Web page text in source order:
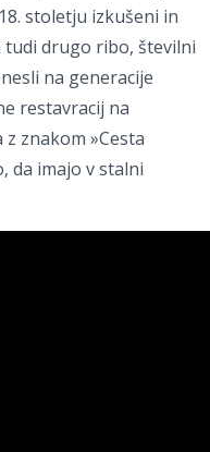
stoletju izkušeni in
tudi drugo ribo, številni
na generacije
restavracij na
znakom »Cesta
da imajo v stalni